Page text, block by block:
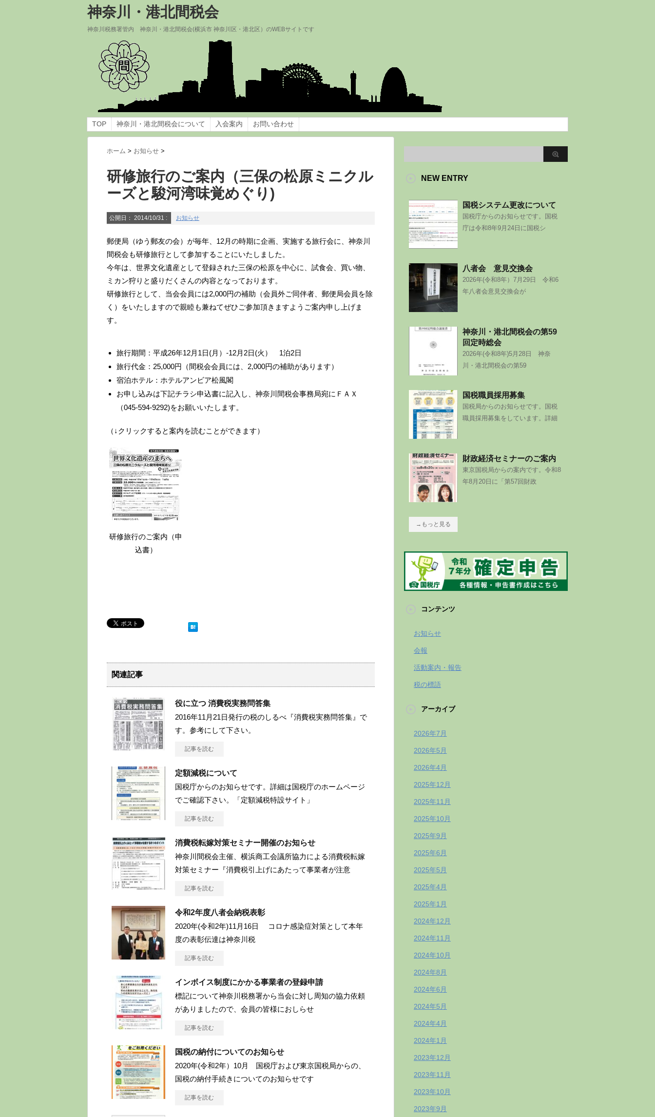
神奈川・港北間税会
神奈川税務署管内 神奈川・港北間税会(横浜市 神奈川区・港北区）のWEBサイトです
TOP 神奈川・港北間税会について 入会案内 お問い合わせ
ホーム > お知らせ >
研修旅行のご案内（三保の松原ミニクル
ーズと駿河湾味覚めぐり)
公開日： 2014/10/31 : お知らせ
郵便局（ゆう郵友の会）が毎年、12月の時期に企画、実施する旅行会に、神奈川
間税会も研修旅行として参加することにいたしました。
今年は、世界文化遺産として登録された三保の松原を中心に、試食会、買い物、
ミカン狩りと盛りだくさんの内容となっております。
研修旅行として、当会会員には2,000円の補助（会員外ご同伴者、郵便局会員を除
く）をいたしますので親睦も兼ねてぜひご参加頂きますようご案内申し上げま
す。
旅行期間：平成26年12月1日(月）-12月2日(火） 1泊2日
旅行代金：25,000円（間税会会員には、2,000円の補助があります）
宿泊ホテル：ホテルアンビア松風閣
お申し込みは下記チラシ申込書に記入し、神奈川間税会事務局宛にＦＡＸ
（045-594-9292)をお願いいたします。
（↓クリックすると案内を読むことができます）
研修旅行のご案内（申
込書）
関連記事
役に立つ 消費税実務問答集
2016年11月21日発行の税のしるべ『消費税実務問答集』で
す。参考にして下さい。
記事を読む
定額減税について
国税庁からのお知らせです。詳細は国税庁のホームページ
でご確認下さい。「定額減税特設サイト」
記事を読む
消費税転嫁対策セミナー開催のお知らせ
神奈川間税会主催、横浜商工会議所協力による消費税転嫁
対策セミナー『消費税引上げにあたって事業者が注意
記事を読む
令和2年度八者会納税表彰
2020年(令和2年)11月16日 コロナ感染症対策として本年
度の表彰伝達は神奈川税
記事を読む
インボイス制度にかかる事業者の登録申請
標記について神奈川税務署から当会に対し周知の協力依頼
がありましたので、会員の皆様におしらせ
記事を読む
国税の納付についてのお知らせ
2020年(令和2年）10月 国税庁および東京国税局からの、
国税の納付手続きについてのお知らせです
記事を読む
NEW ENTRY
国税システム更改について
国税庁からのお知らせです。国税
庁は令和8年9月24日に国税シ
八者会 意見交換会
2026年(令和8年）7月29日 令和6
年八者会意見交換会が
神奈川・港北間税会の第59
回定時総会
2026年(令和8年)5月28日 神奈
川・港北間税会の第59
国税職員採用募集
国税局からのお知らせです。国税
職員採用募集をしています。詳細
財政経済セミナーのご案内
東京国税局からの案内です。令和8
年8月20日に「第57回財政
→もっと見る
コンテンツ
お知らせ
会報
活動案内・報告
税の標語
アーカイブ
2026年7月
2026年5月
2026年4月
2025年12月
2025年11月
2025年10月
2025年9月
2025年6月
2025年5月
2025年4月
2025年1月
2024年12月
2024年11月
2024年10月
2024年8月
2024年6月
2024年5月
2024年4月
2024年1月
2023年12月
2023年11月
2023年10月
2023年9月